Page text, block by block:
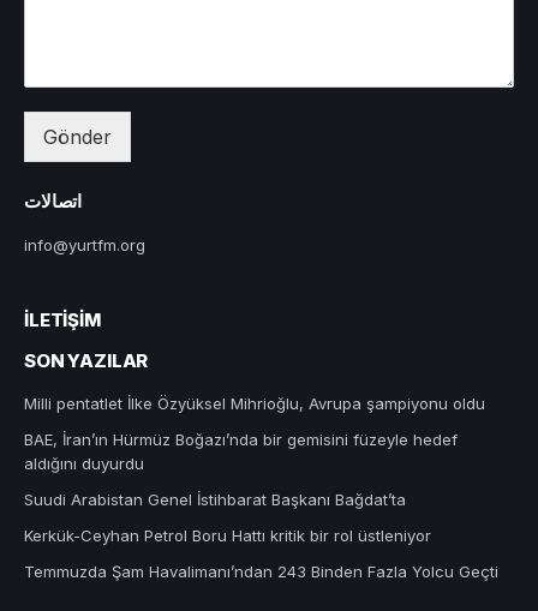
Gönder
اتصالات
info@yurtfm.org
İLETIŞIM
SON YAZILAR
Milli pentatlet İlke Özyüksel Mihrioğlu, Avrupa şampiyonu oldu
BAE, İran’ın Hürmüz Boğazı’nda bir gemisini füzeyle hedef
aldığını duyurdu
Suudi Arabistan Genel İstihbarat Başkanı Bağdat’ta
Kerkük-Ceyhan Petrol Boru Hattı kritik bir rol üstleniyor
Temmuzda Şam Havalimanı’ndan 243 Binden Fazla Yolcu Geçti